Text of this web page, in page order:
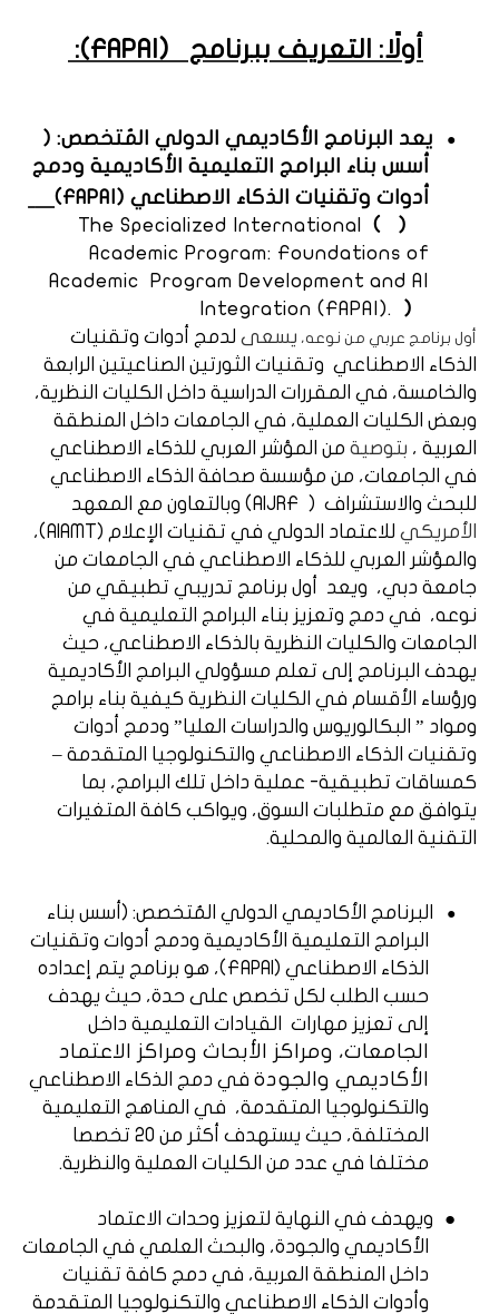
أولًا: التعريف ببرنامج (
FAPAI
)
:
●
يعد البرنامج الأكاديمي الدولي المُتخصص: (
أسس بناء البرامج التعليمية الأكاديمية ودمج
أدوات وتقنيات الذكاء الاصطناعي (FAPAI
)
(
(
The Specialized International
Academic Program: Foundations of
Academic Program Development and AI
Integration (FAPAI).
)
أول برنامج عربي من نوعه، يسعى لدمج أدوات وتقنيات
الذكاء الاصطناعي وتقنيات الثورتين الصناعيتين الرابعة
والخامسة، في المقررات الدراسية داخل الكليات النظرية،
وبعض الكليات العملية، في الجامعات داخل المنطقة
العربية ، بتوصية من المؤشر العربي للذكاء الاصطناعي
في الجامعات، من مؤسسة صحافة الذكاء الاصطناعي
للبحث والاستشراف (
AIJRF) وبالتعاون مع المعهد
الأمريكي للاعتماد الدولي في تقنيات الإعلام (AIAMT)،
والمؤشر العربي للذكاء الاصطناعي في الجامعات من
جامعة دبي، ويعد
أول برنامج تدريبي تطبيقي من
نوعه، في دمج وتعزيز بناء البرامج التعليمية في
الجامعات والكليات النظرية بالذكاء الاصطناعي، حيث
يهدف البرنامج إلى تعلم مسؤولي البرامج الأكاديمية
ورؤساء الأقسام في الكليات النظرية كيفية بناء برامج
ومواد ” البكالوريوس والدراسات العليا” ودمج أدوات
وتقنيات الذكاء الاصطناعي والتكنولوجيا المتقدمة –
كمساقات تطبيقية- عملية داخل تلك البرامج، بما
يتوافق مع متطلبات السوق، ويواكب كافة المتغيرات
التقنية العالمية والمحلية.
●
البرنامج الأكاديمي الدولي المُتخصص: (أسس بناء
البرامج التعليمية الأكاديمية ودمج أدوات وتقنيات
الذكاء الاصطناعي ( FAPAI)، هو برنامج يتم إعداده
حسب الطلب لكل تخصص على حدة، حيث يهدف
إلى تعزيز مهارات
القيادات التعليمية داخل
الجامعات، ومراكز الأبحاث ومراكز الاعتماد
الأكاديمي والجودةفي دمج الذكاء الاصطناعي
والتكنولوجيا المتقدمة، في المناهج التعليمية
المختلفة، حيث يستهدف أكثر من 20 تخصصا
مختلفا في عدد من الكليات العملية والنظرية.
●
ويهدف في النهاية لتعزيز وحدات الاعتماد
الأكاديمي والجودة، والبحث العلمي في الجامعات
داخل المنطقة العربية، في دمج كافة تقنيات
وأدوات الذكاء الاصطناعي والتكنولوجيا المتقدمة